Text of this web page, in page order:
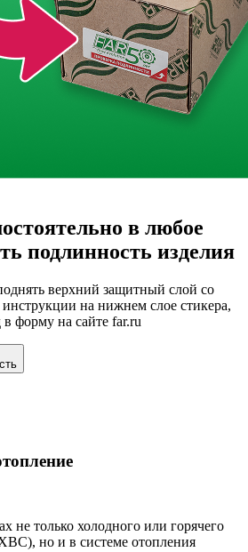
в любое
подлинность изделия
верхний защитный слой со
инструкции на нижнем слое стикера,
форму на сайте far.ru
не только холодного или горячего
но и в системе отопления